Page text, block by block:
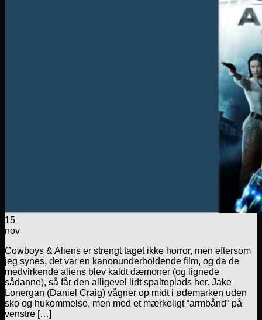
15
nov
Cowboys & Aliens er strengt taget ikke horror, men eftersom
jeg synes, det var en kanonunderholdende film, og da de
medvirkende aliens blev kaldt dæmoner (og lignede
sådanne), så får den alligevel lidt spalteplads her. Jake
Lonergan (Daniel Craig) vågner op midt i ødemarken uden
sko og hukommelse, men med et mærkeligt “armbånd” på
venstre […]